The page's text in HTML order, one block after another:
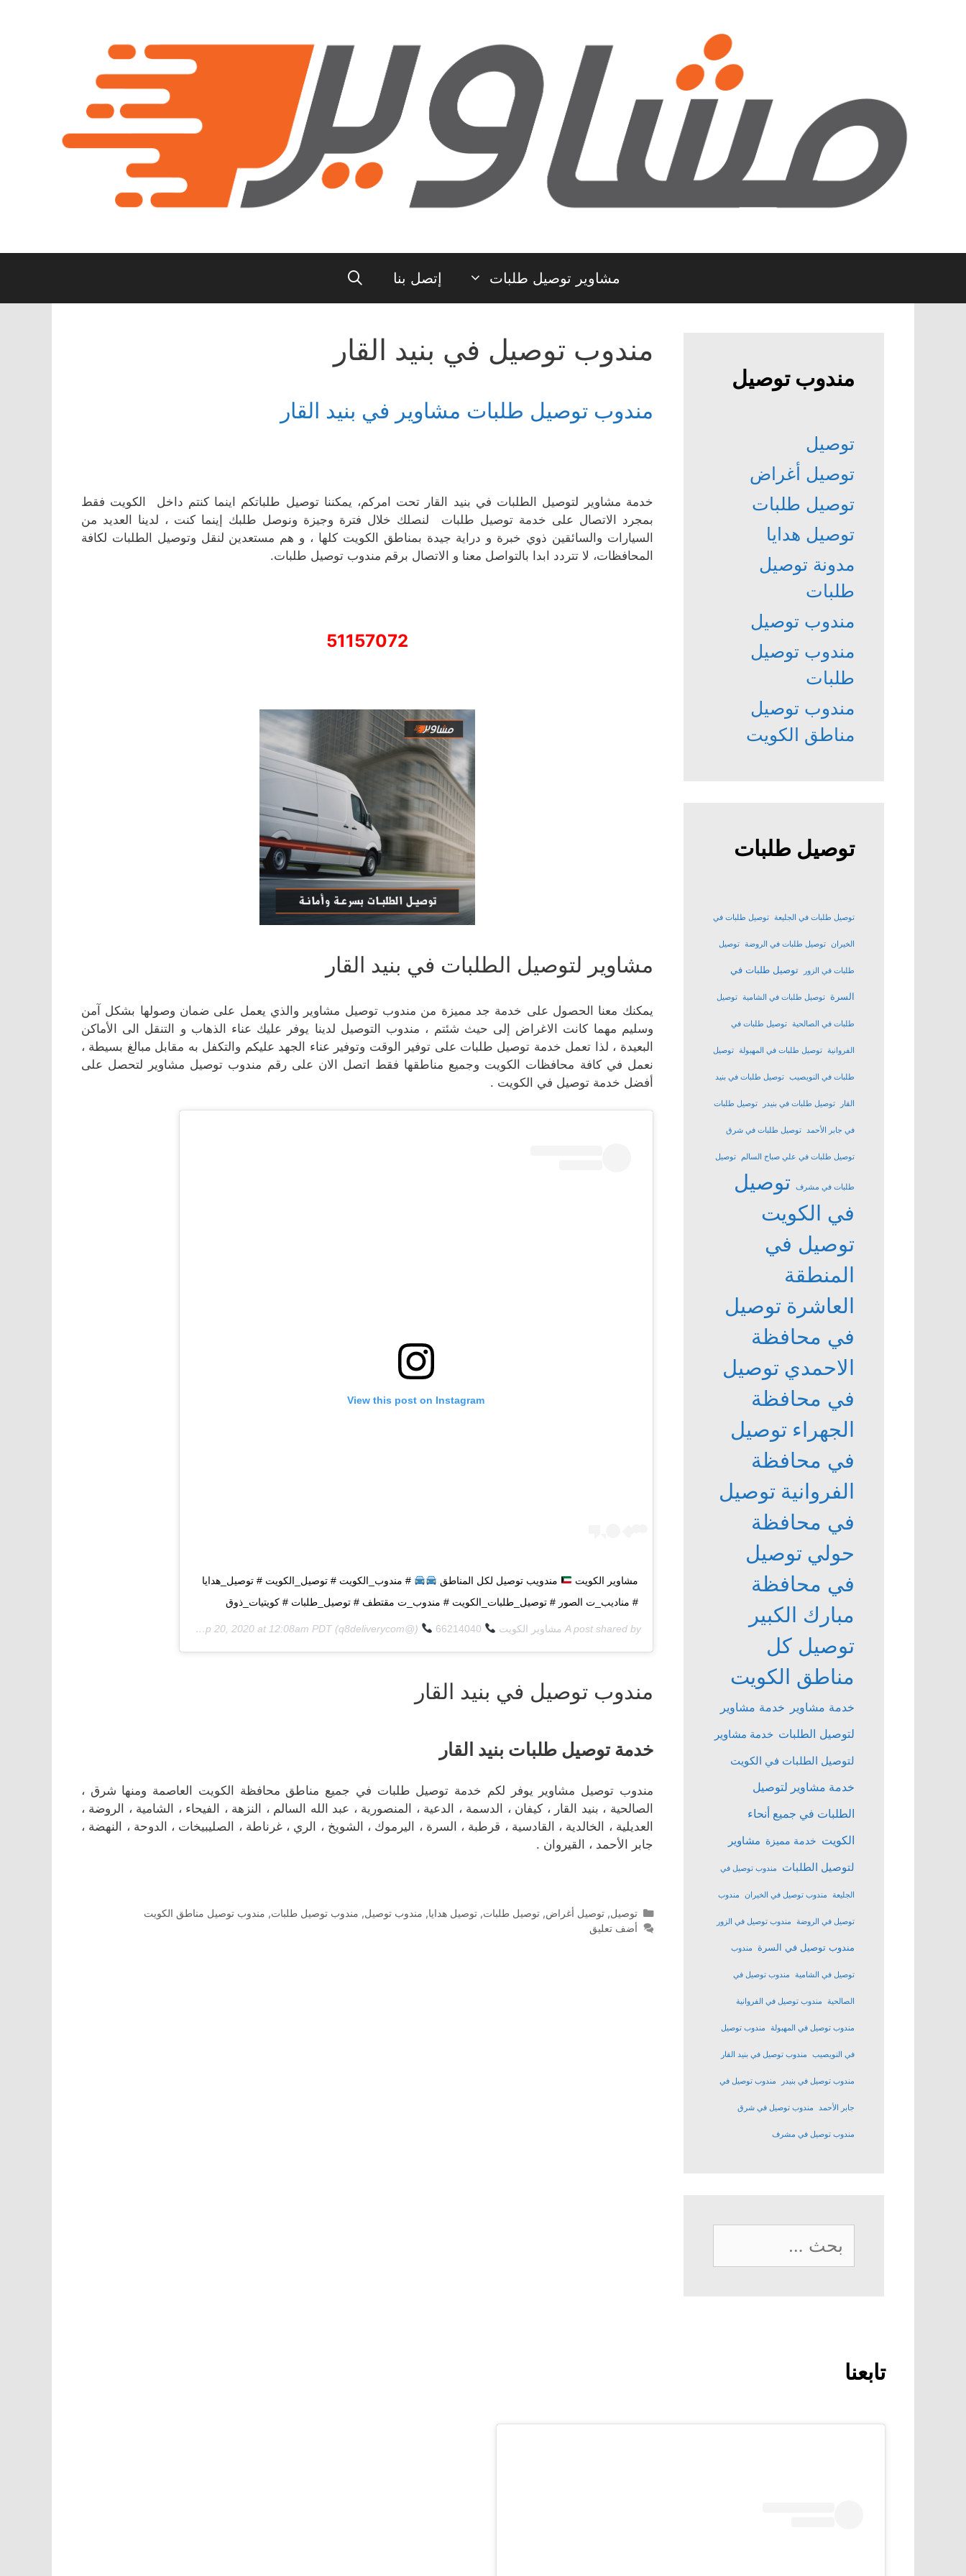
مشاوير توصيل طلبات إتصل بنا
مندوب توصيل في بنيد القار
مندوب توصيل طلبات مشاوير في بنيد القار
خدمة مشاوير لتوصيل الطلبات في بنيد القار تحت امركم، يمكننا توصيل طلباتكم اينما كنتم داخل الكويت فقط
بمجرد الاتصال على خدمة توصيل طلبات لنصلك خلال فترة وجيزة ونوصل طلبك إينما كنت ، لدينا العديد من
السيارات والسائقين ذوي خبرة و دراية جيدة بمناطق الكويت كلها ، و هم مستعدين لنقل وتوصيل الطلبات لكافة
المحافظات، لا تتردد ابدا بالتواصل معنا و الاتصال برقم مندوب توصيل طلبات.
51157072
مشاوير لتوصيل الطلبات في بنيد القار
يمكنك معنا الحصول على خدمة جد مميزة من مندوب توصيل مشاوير والذي يعمل على ضمان وصولها بشكل آمن
وسليم مهما كانت الاغراض إلى حيث شئتم ، مندوب التوصيل لدينا يوفر عليك عناء الذهاب و التنقل الى الأماكن
البعيدة ، لذا تعمل خدمة توصيل طلبات على توفير الوقت وتوفير عناء الجهد عليكم والتكفل به مقابل مبالغ بسيطة ،
نعمل في كافة محافظات الكويت وجميع مناطقها فقط اتصل الان على رقم مندوب توصيل مشاوير لتحصل على
أفضل خدمة توصيل في الكويت .
View this post on Instagram
مشاوير الكويت مندويب توصيل لكل المناطق
# مندوب_الكويت # توصيل_الكويت # توصيل_هدايا
# مناديب_ت الصور # توصيل_طلبات_الكويت # مندوب_ت مقتطف # توصيل_طلبات # كويتيات_ذوق
A post shared by مشاوير الكويت (@q8deliverycom) on
Sep 20, 2020 at 12:08am PDT
مندوب توصيل في بنيد القار
خدمة توصيل طلبات بنيد القار
مندوب توصيل مشاوير يوفر لكم خدمة توصيل طلبات في جميع مناطق محافظة الكويت العاصمة ومنها شرق ،
الصالحية ، بنيد القار ، كيفان ، الدسمة ، الدعية ، المنصورية ، عبد الله السالم ، النزهة ، الفيحاء ، الشامية ، الروضة ،
العديلية ، الخالدية ، القادسية ، قرطبة ، السرة ، اليرموك ، الشويخ ، الري ، غرناطة ، الصليبيخات ، الدوحة ، النهضة ،
جابر الأحمد ، القيروان .
التصنيفات
توصيل, توصيل أغراض, توصيل طلبات, توصيل هدايا, مندوب توصيل, مندوب توصيل طلبات, مندوب توصيل مناطق الكويت
أضف تعليق
مندوب توصيل
توصيل
توصيل أغراض
توصيل طلبات
توصيل هدايا
مدونة توصيل
طلبات
مندوب توصيل
مندوب توصيل
طلبات
مندوب توصيل
مناطق الكويت
توصيل طلبات
توصيل طلبات في الجليعة توصيل طلبات في
الخيران توصيل طلبات في الروضة توصيل
طلبات في الزور توصيل طلبات في
السرة توصيل طلبات في الشامية توصيل
طلبات في الصالحية توصيل طلبات في
الفروانية توصيل طلبات في المهبولة توصيل
طلبات في النويصيب توصيل طلبات في بنيد
القار توصيل طلبات في بنيدر توصيل طلبات
في جابر الأحمد توصيل طلبات في شرق
توصيل طلبات في علي صباح السالم توصيل
طلبات في مشرف
توصيل
في الكويت
توصيل في
المنطقة
العاشرة توصيل
في محافظة
الاحمدي توصيل
في محافظة
الجهراء توصيل
في محافظة
الفروانية توصيل
في محافظة
حولي توصيل
في محافظة
مبارك الكبير
توصيل كل
مناطق الكويت
خدمة مشاوير
خدمة مشاوير
لتوصيل الطلبات خدمة مشاوير
لتوصيل الطلبات في الكويت
خدمة مشاوير لتوصيل
الطلبات في جميع أنحاء
الكويت خدمة مميزة مشاوير
لتوصيل الطلبات مندوب توصيل في
الجليعة مندوب توصيل في الخيران مندوب
توصيل في الروضة مندوب توصيل في الزور
مندوب توصيل في السرة مندوب
توصيل في الشامية مندوب توصيل في
الصالحية مندوب توصيل في الفروانية
مندوب توصيل في المهبولة مندوب توصيل
في النويصيب مندوب توصيل في بنيد القار
مندوب توصيل في بنيدر مندوب توصيل في
جابر الأحمد مندوب توصيل في شرق
مندوب توصيل في مشرف
البحث
عن:
تابعنا